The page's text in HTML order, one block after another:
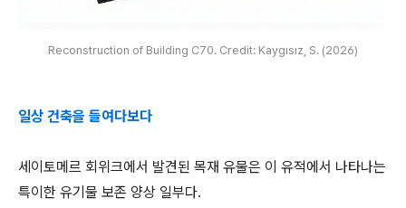
Reconstruction of Building C70. Credit: Kaygısız, S. (2026)
일상 건축을 들여다보다
세이토메르 회위크에서 발견된 목재 유물은 이 유적에서 나타나는
특이한 유기물 보존 양상 일부다.